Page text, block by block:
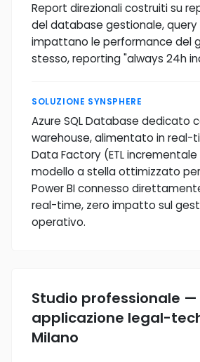
Report direzionali costruiti su
del database gestionale,
impattano le performance del
stesso, reporting "always 24h
SOLUZIONE SYNSPHERE
Azure SQL Database dedicato
warehouse, alimentato in real-
Data Factory (ETL
modello a stella ottimizzato
Power BI connesso
real-time, zero impatto sul
operativo.
Studio professionale —
applicazione legal-
Milano